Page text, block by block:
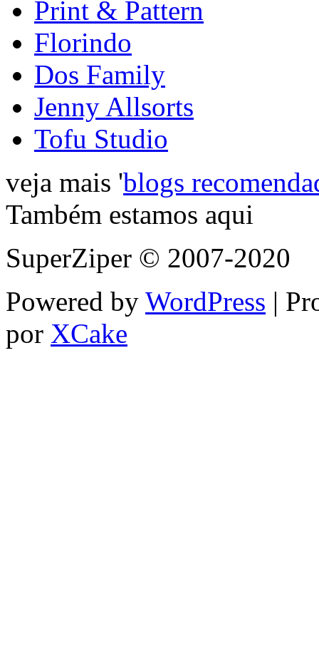
Print & Pattern
Florindo
Dos Family
Jenny Allsorts
Tofu Studio
veja mais 'blogs
Também estamos aqui
SuperZiper © 2007-2020
Powered by WordPress |
por XCake